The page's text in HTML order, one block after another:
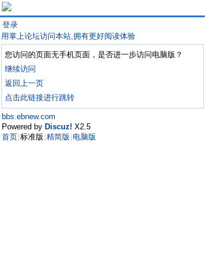
登录
用掌上论坛访问本站,拥有更好阅读体验
您访问的页面无手机页面，是否进一步访问电脑版？
继续访问
返回上一页
点击此链接进行跳转
bbs.ebnew.com
Powered by Discuz! X2.5
首页 标准版 精简版 电脑版